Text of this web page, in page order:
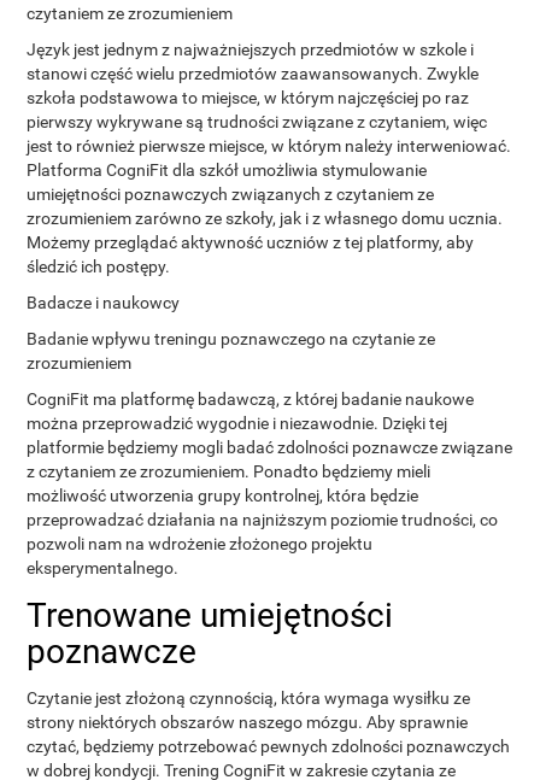
czytaniem ze zrozumieniem
Język jest jednym z najważniejszych przedmiotów w szkole i
stanowi część wielu przedmiotów zaawansowanych. Zwykle
szkoła podstawowa to miejsce, w którym najczęściej po raz
pierwszy wykrywane są trudności związane z czytaniem, więc
jest to również pierwsze miejsce, w którym należy interweniować.
Platforma CogniFit dla szkół umożliwia stymulowanie
umiejętności poznawczych związanych z czytaniem ze
zrozumieniem zarówno ze szkoły, jak i z własnego domu ucznia.
Możemy przeglądać aktywność uczniów z tej platformy, aby
śledzić ich postępy.
Badacze i naukowcy
Badanie wpływu treningu poznawczego na czytanie ze
zrozumieniem
CogniFit ma platformę badawczą, z której badanie naukowe
można przeprowadzić wygodnie i niezawodnie. Dzięki tej
platformie będziemy mogli badać zdolności poznawcze związane
z czytaniem ze zrozumieniem. Ponadto będziemy mieli
możliwość utworzenia grupy kontrolnej, która będzie
przeprowadzać działania na najniższym poziomie trudności, co
pozwoli nam na wdrożenie złożonego projektu
eksperymentalnego.
Trenowane umiejętności
poznawcze
Czytanie jest złożoną czynnością, która wymaga wysiłku ze
strony niektórych obszarów naszego mózgu. Aby sprawnie
czytać, będziemy potrzebować pewnych zdolności poznawczych
w dobrej kondycji. Trening CogniFit w zakresie czytania ze